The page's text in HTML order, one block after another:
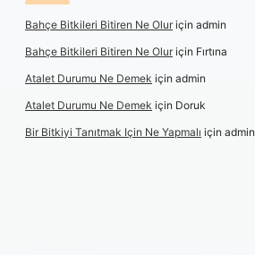
Bahçe Bitkileri Bitiren Ne Oluriçin admin
Bahçe Bitkileri Bitiren Ne Oluriçin Fırtına
Atalet Durumu Ne Demek için admin
Atalet Durumu Ne Demek için Doruk
Bir Bitkiyi Tanıtmak Için Ne Yapmalı için admin